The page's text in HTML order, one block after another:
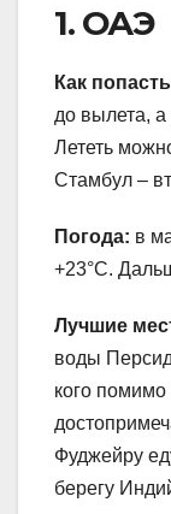
1. ОАЭ
Как
до вылета,
Лететь
Стамбул –
Погода: в
+23°С.
Лучшие
воды
кого
Фуджейру
берегу